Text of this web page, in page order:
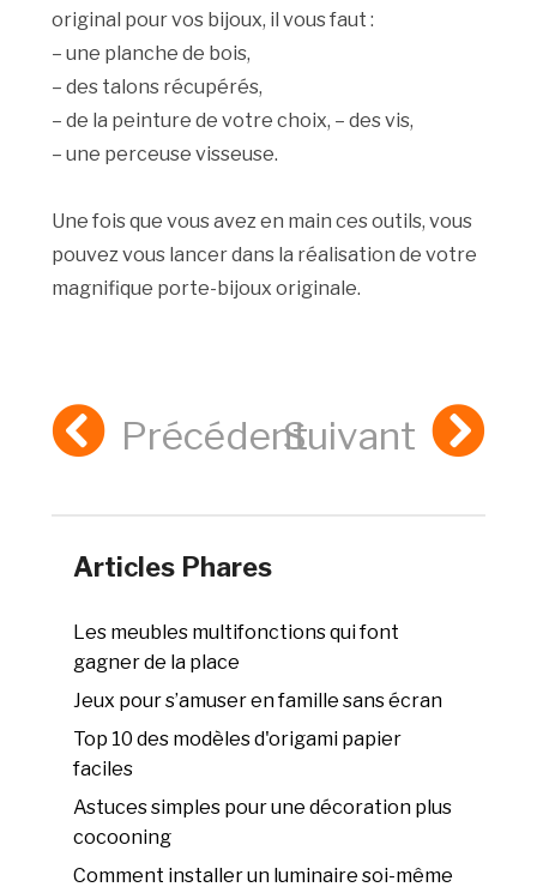
original pour vos bijoux, il vous faut :
– une planche de bois,
– des talons récupérés,
– de la peinture de votre choix, – des vis,
– une perceuse visseuse.
Une fois que vous avez en main ces outils, vous
pouvez vous lancer dans la réalisation de votre
magnifique porte-bijoux originale.
PrécédentSuivant
Articles Phares
Les meubles multifonctions qui font
gagner de la place
Jeux pour s’amuser en famille sans écran
Top 10 des modèles d'origami papier
faciles
Astuces simples pour une décoration plus
cocooning
Comment installer un luminaire soi-même